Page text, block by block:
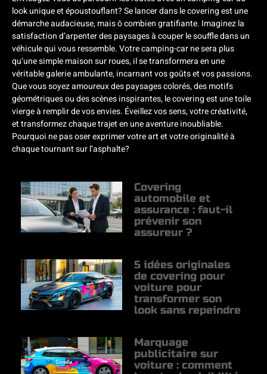
look unique et époustouflant? Se lancer dans le covering est une
démarche audacieuse, mais ô combien gratifiante. Imaginez la
satisfaction d’arpenter des paysages à couper le souffle dans un
véhicule qui vous ressemble. Votre camping-car ne sera plus
qu’une simple maison sur roues, il se transformera en une
véritable galerie ambulante, incarnant vos goûts et vos passions.
Que vous soyez amoureux des paysages colorés, des motifs
géométriques ou des scènes inspirantes, le covering est une toile
vierge à remplir de vos envies. Éveillez vos sens, votre créativité,
et transformez chaque trajet en une aventure inoubliable.
Pourquoi ne pas oser exprimer votre art et votre originalité à
chaque tournant sur l’asphalte?
Covering
automobile et
assurance : faut-il
prévenir son
assureur ?
5 idées originales
de covering pour
voiture pour
transformer son
look sans repeindre
Marquage
publicitaire sur
voiture : comment